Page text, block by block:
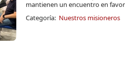
mantienen un encuentro en
Categoría: Nuestros misioneros